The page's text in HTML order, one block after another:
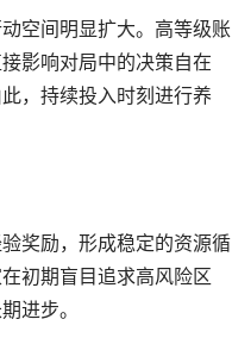
空间明显扩大。高等级账
影响对局中的决策自在
，持续投入时刻进行养
奖励，形成稳定的资源循
初期盲目追求高风险区
进步。